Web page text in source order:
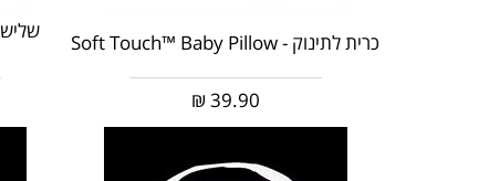
כרית לתינוק - Soft Touch™ Baby Pillow
39.90
₪